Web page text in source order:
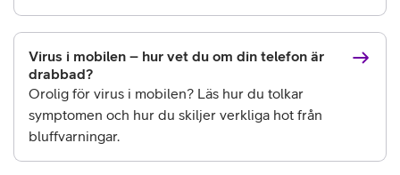
Virus i mobilen – hur vet du om din telefon är
drabbad?
Orolig för virus i mobilen? Läs hur du tolkar
symptomen och hur du skiljer verkliga hot från
bluffvarningar.